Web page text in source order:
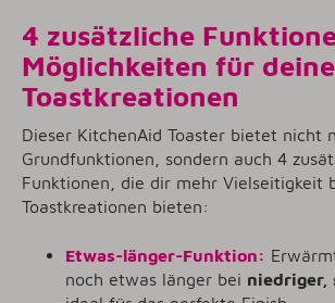
4 zusätzliche
Möglichkeiten für deine
Toastkreationen
Dieser KitchenAid Toaster bietet nicht
Grundfunktionen, sondern auch 4
Funktionen, die dir mehr Vielseitigkeit
Toastkreationen bieten:
Etwas-länger-Funktion:
noch etwas länger bei niedriger,